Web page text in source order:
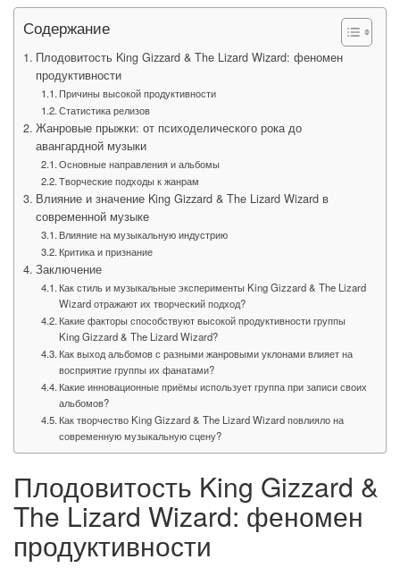
Содержание
Плодовитость King Gizzard & The Lizard Wizard: феномен
продуктивности
Причины высокой продуктивности
Статистика релизов
Жанровые прыжки: от психоделического рока до
авангардной музыки
Основные направления и альбомы
Творческие подходы к жанрам
Влияние и значение King Gizzard & The Lizard Wizard в
современной музыке
Влияние на музыкальную индустрию
Критика и признание
Заключение
Как стиль и музыкальные эксперименты King Gizzard & The Lizard
Wizard отражают их творческий подход?
Какие факторы способствуют высокой продуктивности группы
King Gizzard & The Lizard Wizard?
Как выход альбомов с разными жанровыми уклонами влияет на
восприятие группы их фанатами?
Какие инновационные приёмы использует группа при записи своих
альбомов?
Как творчество King Gizzard & The Lizard Wizard повлияло на
современную музыкальную сцену?
Плодовитость King Gizzard &
The Lizard Wizard: феномен
продуктивности